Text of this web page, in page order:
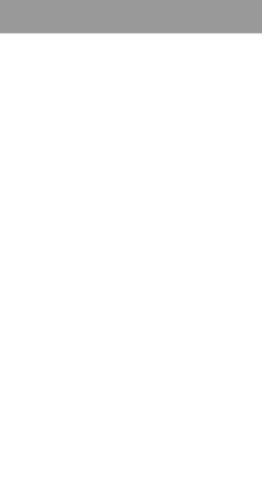
para llevar a cabo los
noticieros
para Multimedios 106,
Hacer entender a
de una nueva generación de
adaptados a la nueva